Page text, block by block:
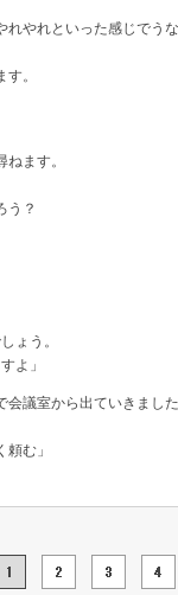
やれといった感じでう
。
ます。
う？
ょう。
よ」
会議室から出ていきまし
む」